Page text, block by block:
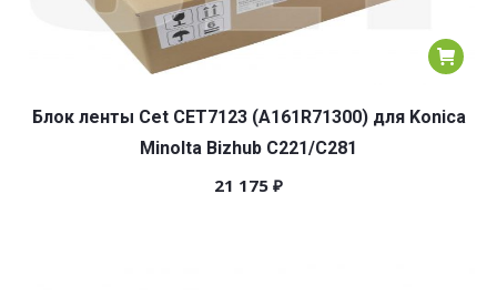
Блок ленты Cet CET7123 (A161R71300) для Konica
Minolta Bizhub C221/C281
21 175 ₽